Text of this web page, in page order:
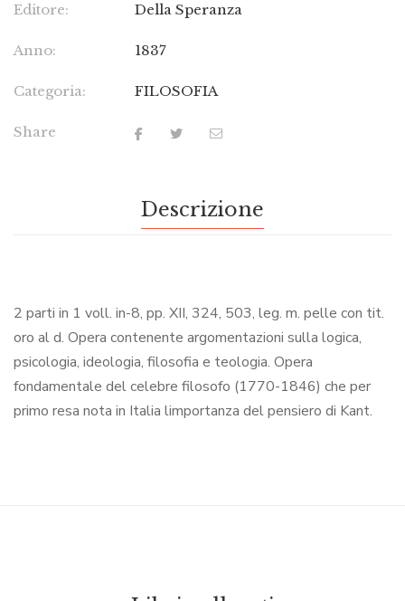
Editore: Della Speranza
Anno: 1837
Categoria: FILOSOFIA
Share
Descrizione
2 parti in 1 voll. in-8, pp. XII, 324, 503, leg. m. pelle con tit.
oro al d. Opera contenente argomentazioni sulla logica,
psicologia, ideologia, filosofia e teologia. Opera
fondamentale del celebre filosofo (1770-1846) che per
primo resa nota in Italia limportanza del pensiero di Kant.